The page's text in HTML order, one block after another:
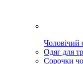
Чоловічий
Одяг для
Сорочки